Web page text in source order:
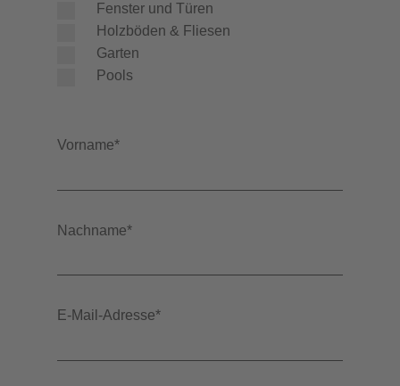
Fenster und Türen
Holzböden & Fliesen
Garten
Pools
Vorname*
Nachname*
E-Mail-Adresse*